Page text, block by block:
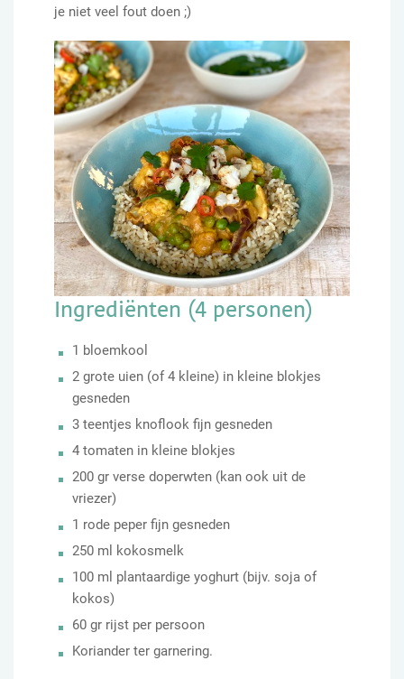
je niet veel fout doen ;)
Ingrediënten (4 personen)
1 bloemkool
2 grote uien (of 4 kleine) in kleine blokjes
gesneden
3 teentjes knoflook fijn gesneden
4 tomaten in kleine blokjes
200 gr verse doperwten (kan ook uit de
vriezer)
1 rode peper fijn gesneden
250 ml kokosmelk
100 ml plantaardige yoghurt (bijv. soja of
kokos)
60 gr rijst per persoon
Koriander ter garnering.